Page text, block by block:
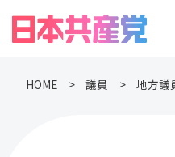
HOME 議員 地方議